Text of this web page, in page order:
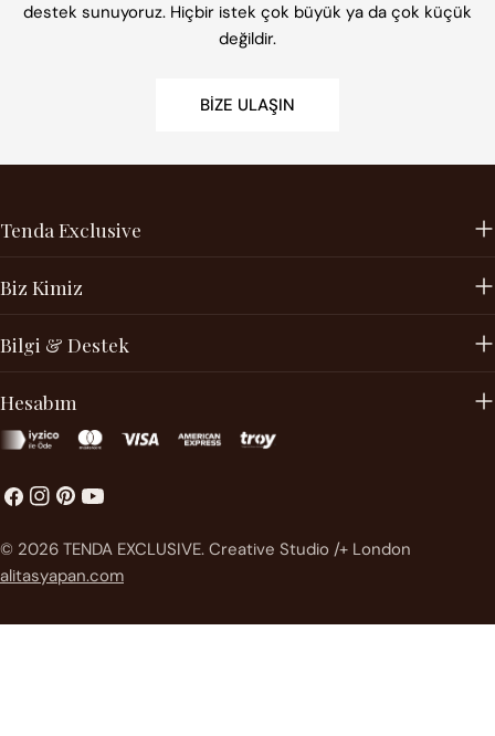
destek sunuyoruz. Hiçbir istek çok büyük ya da çok küçük
değildir.
BIZE ULAŞIN
Tenda Exclusive
Biz Kimiz
Bilgi & Destek
Hesabım
Facebook
instagram
Pinterest'te
Youtube
© 2026 TENDA EXCLUSIVE. Creative Studio /+ London
alitasyapan.com
Ödeme
metodları